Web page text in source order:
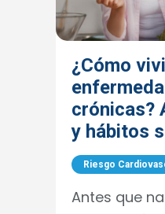
¿Cómo
crónicas?
y hábitos
Riesgo
Antes que